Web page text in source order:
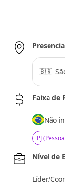
🇧🇷
Faixa de
Não
PJ
Nível de
Líder/